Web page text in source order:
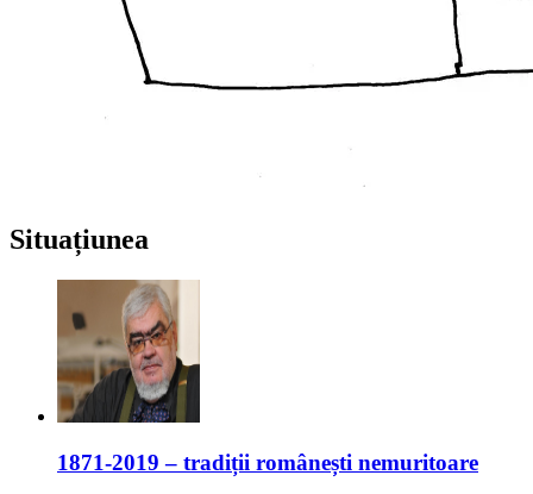
Situațiunea
1871-2019 – tradiții românești nemuritoare